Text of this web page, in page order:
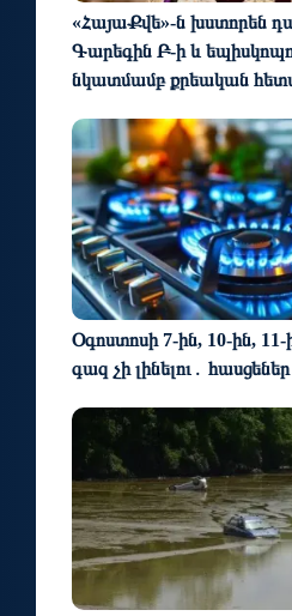
«ՀայաՔվե»-ն խստորեն
Գարեգին Բ-ի և
նկատմամբ քրեական
Օգոստոսի 7-ին, 10-ին, 11-
գազ չի լինելու․ հասցեներ